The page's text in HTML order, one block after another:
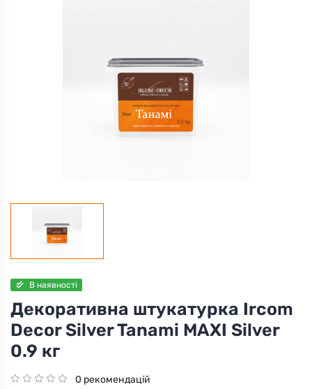
В наявності
Декоративна штукатурка Ircom
Decor Sіlver Tanami MAXI Sіlver
0.9 кг
0 рекомендацій